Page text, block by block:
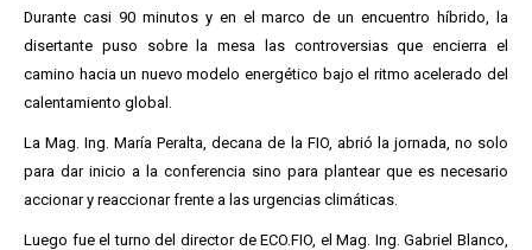
Durante casi 90 minutos y en el marco de un encuentro híbrido, la
disertante puso sobre la mesa las controversias que encierra el
camino hacia un nuevo modelo energético bajo el ritmo acelerado del
calentamiento global.
La Mag. Ing. María Peralta, decana de la FIO, abrió la jornada, no solo
para dar inicio a la conferencia sino para plantear que es necesario
accionar y reaccionar frente a las urgencias climáticas.
Luego fue el turno del director de ECO.FIO, el Mag. Ing. Gabriel Blanco,